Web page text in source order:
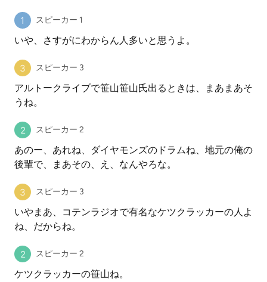
スピーカー 1
いや、さすがにわからん人多いと思うよ。
スピーカー 3
アルトークライブで笹山笹山氏出るときは、まあまあそ
うね。
スピーカー 2
あのー、あれね、ダイヤモンズのドラムね、地元の俺の
後輩で、まあその、え、なんやろな。
スピーカー 3
いやまあ、コテンラジオで有名なケツクラッカーの人よ
ね、だからね。
スピーカー 2
ケツクラッカーの笹山ね。